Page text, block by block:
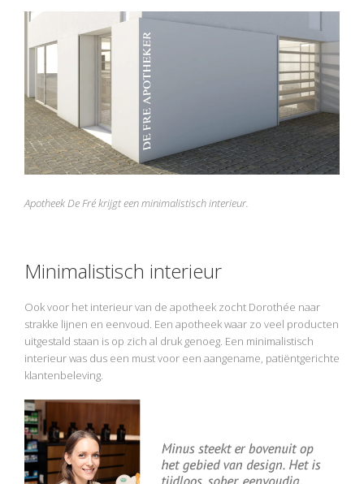
Apotheek De Fré krijgt een minimalistisch interieur.
Minimalistisch interieur
Ook voor het interieur van de apotheek zocht Dorothée naar
strakke lijnen en eenvoud. Een apotheek waar zo veel producten
uitgestald staan is op zich al druk genoeg. Een minimalistisch
interieur was dus een must voor een aangename, patiëntgerichte
klantenbeleving.